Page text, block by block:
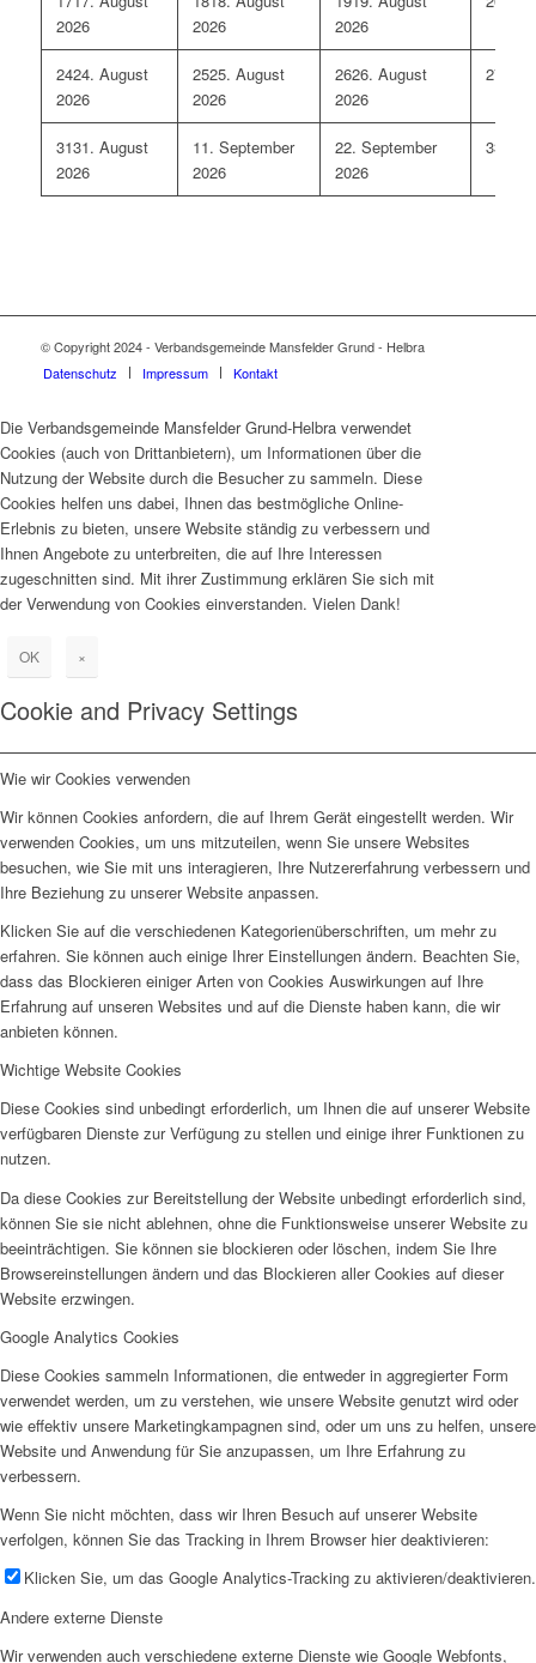
2026
2026
2026
2424. August
2026
2525. August
2026
2626. August
2026
27
3131. August
2026
11. September
2026
22. September
2026
33.
© Copyright 2024 - Verbandsgemeinde Mansfelder Grund - Helbra
Datenschutz
Impressum Kontakt
Die Verbandsgemeinde Mansfelder Grund-Helbra verwendet
Cookies (auch von Drittanbietern), um Informationen über die
Nutzung der Website durch die Besucher zu sammeln. Diese
Cookies helfen uns dabei, Ihnen das bestmögliche Online-
Erlebnis zu bieten, unsere Website ständig zu verbessern und
Ihnen Angebote zu unterbreiten, die auf Ihre Interessen
zugeschnitten sind. Mit ihrer Zustimmung erklären Sie sich mit
der Verwendung von Cookies einverstanden. Vielen Dank!
OK ×
Cookie and Privacy Settings
Wie wir Cookies verwenden
Wir können Cookies anfordern, die auf Ihrem Gerät eingestellt werden. Wir
verwenden Cookies, um uns mitzuteilen, wenn Sie unsere Websites
besuchen, wie Sie mit uns interagieren, Ihre Nutzererfahrung verbessern und
Ihre Beziehung zu unserer Website anpassen.
Klicken Sie auf die verschiedenen Kategorienüberschriften, um mehr zu
erfahren. Sie können auch einige Ihrer Einstellungen ändern. Beachten Sie,
dass das Blockieren einiger Arten von Cookies Auswirkungen auf Ihre
Erfahrung auf unseren Websites und auf die Dienste haben kann, die wir
anbieten können.
Wichtige Website Cookies
Diese Cookies sind unbedingt erforderlich, um Ihnen die auf unserer Website
verfügbaren Dienste zur Verfügung zu stellen und einige ihrer Funktionen zu
nutzen.
Da diese Cookies zur Bereitstellung der Website unbedingt erforderlich sind,
können Sie sie nicht ablehnen, ohne die Funktionsweise unserer Website zu
beeinträchtigen. Sie können sie blockieren oder löschen, indem Sie Ihre
Browsereinstellungen ändern und das Blockieren aller Cookies auf dieser
Website erzwingen.
Google Analytics Cookies
Diese Cookies sammeln Informationen, die entweder in aggregierter Form
verwendet werden, um zu verstehen, wie unsere Website genutzt wird oder
wie effektiv unsere Marketingkampagnen sind, oder um uns zu helfen, unsere
Website und Anwendung für Sie anzupassen, um Ihre Erfahrung zu
verbessern.
Wenn Sie nicht möchten, dass wir Ihren Besuch auf unserer Website
verfolgen, können Sie das Tracking in Ihrem Browser hier deaktivieren:
Klicken Sie, um das Google Analytics-Tracking zu aktivieren/deaktivieren.
Andere externe Dienste
Wir verwenden auch verschiedene externe Dienste wie Google Webfonts,